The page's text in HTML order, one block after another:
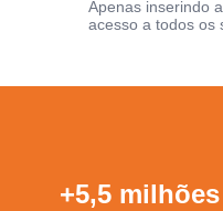
Apenas inserindo
acesso a todos os
+5,5